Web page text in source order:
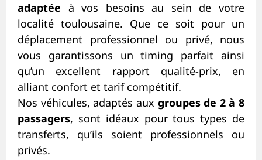
adaptée à vos besoins au sein de votre
localité toulousaine. Que ce soit pour un
déplacement professionnel ou privé, nous
vous garantissons un timing parfait ainsi
qu’un excellent rapport qualité-prix, en
alliant confort et tarif compétitif.
Nos véhicules, adaptés aux groupes de 2 à 8
passagers, sont idéaux pour tous types de
transferts, qu’ils soient professionnels ou
privés.